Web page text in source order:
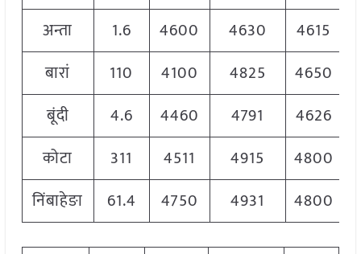
अन्ता
1.6 4600 4630
4615
बारां
110 4100 4825
4650
बूंदी
4.6 4460 4791
4626
कोटा
311 4511 4915
4800
निंबाहेङा
61.4 4750 4931 4800